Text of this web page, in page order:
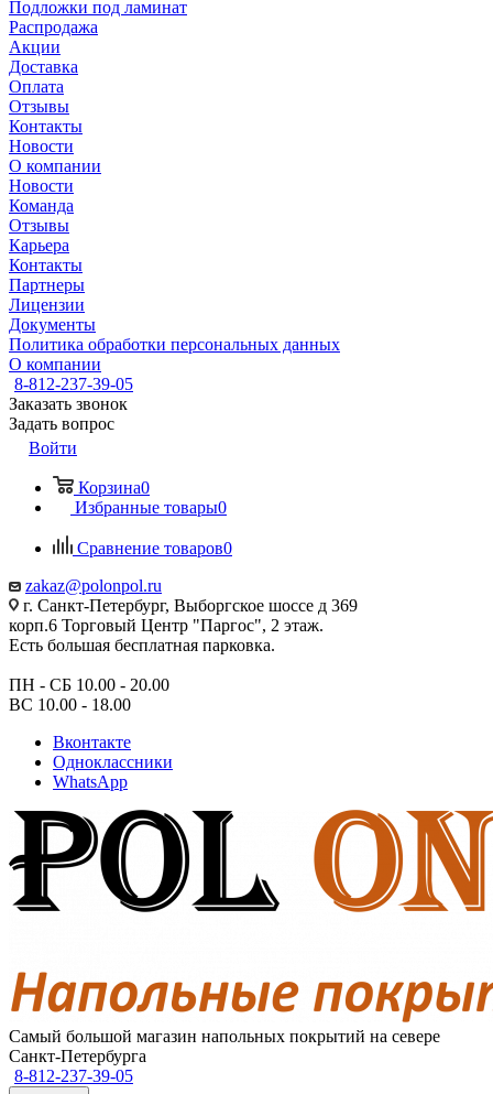
Подложки под ламинат
Распродажа
Акции
Доставка
Оплата
Отзывы
Контакты
Новости
О компании
Новости
Команда
Отзывы
Карьера
Контакты
Партнеры
Лицензии
Документы
Политика обработки персональных данных
О компании
8-812-237-39-05
Заказать звонок
Задать вопрос
Войти
Корзина0
Избранные товары0
Сравнение товаров0
zakaz@polonpol.ru
г. Санкт-Петербург, Выборгское шоссе д 369
корп.6 Торговый Центр "Паргос", 2 этаж.
Есть большая бесплатная парковка.
ПН - СБ 10.00 - 20.00
ВС 10.00 - 18.00
Вконтакте
Одноклассники
WhatsApp
Самый большой магазин напольных покрытий на севере
Санкт-Петербурга
8-812-237-39-05